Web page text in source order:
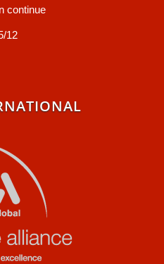
continue
12